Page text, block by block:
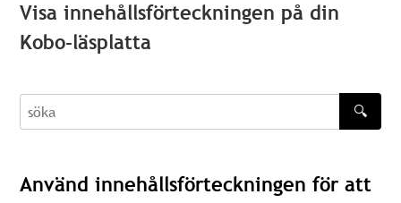
Visa innehållsförteckningen på din
Kobo-läsplatta
söka
🔍
Använd innehållsförteckningen för att